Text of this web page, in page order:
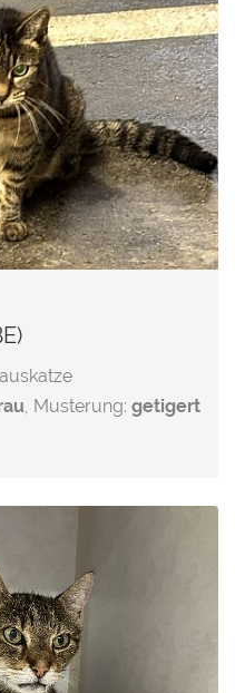
, Musterung: getigert